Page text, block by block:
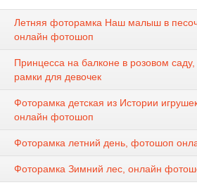
Летняя фоторамка Наш малыш в
онлайн фотошоп
Принцесса на балконе в розовом
рамки для девочек
Фоторамка детская из Истории
онлайн фотошоп
Фоторамка летний день, фотошоп
Фоторамка Зимний лес, онлайн